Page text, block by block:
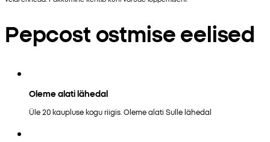
Pepcost ostmise eelised
Oleme alati lähedal
Üle 20 kaupluse kogu riigis. Oleme alati Sulle lähedal